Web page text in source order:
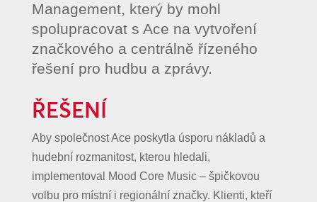
Management, který by mohl
spolupracovat s Ace na vytvoření
značkového a centrálně řízeného
řešení pro hudbu a zprávy.
ŘEŠENÍ
Aby společnost Ace poskytla úsporu nákladů a
hudební rozmanitost, kterou hledali,
implementoval Mood Core Music – špičkovou
volbu pro místní i regionální značky. Klienti, kteří